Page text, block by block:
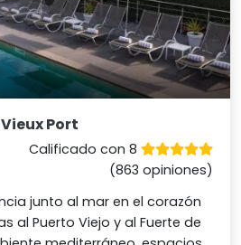
Port
Calificado con 8
(863 opiniones)
junto al mar en el corazón
al Puerto Viejo y al Fuerte de